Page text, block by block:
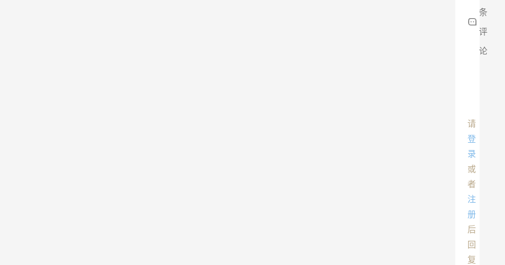
条
评
论
请
登
录
或
者
注
册
后
回
复